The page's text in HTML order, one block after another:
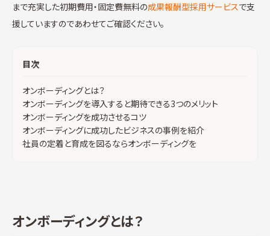
まで充実した初期費用・固定費無料の成果報酬型採用サービスで支
援していますのであわせてご確認ください。
目次
オンボーディングとは？
オンボーディングを導入すると期待できる3つのメリット
オンボーディングを成功させるコツ
オンボーディングに成功したビジネスの事例を紹介
社員の定着と育成を図るならオンボーディングを
オンボーディングとは？